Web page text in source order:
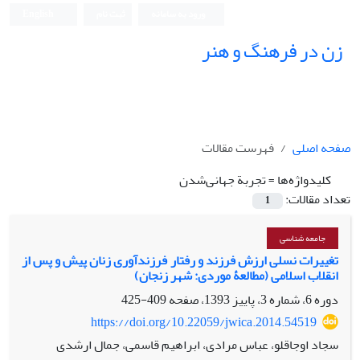
زن در فرهنگ و هنر
صفحه اصلی
فهرست مقالات
کلیدواژه‌ها =تجربة جهانی‌شدن
تعداد مقالات:
1
جامعه شناسی
تغییرات نسلی ارزش فرزند و رفتار فرزندآوری زنان پیش و پس از
انقلاب اسلامی (مطالعۀ موردی: شهر زنجان)
دوره 6، شماره 3، پاییز 1393، صفحه
409-425
https://doi.org/10.22059/jwica.2014.54519
سجاد اوجاقلو، عباس مرادی، ابراهیم قاسمی، جمال ارشدی